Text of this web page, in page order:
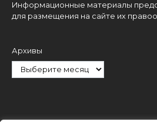
Информационные материалы
для размещения на сайте их
Архивы